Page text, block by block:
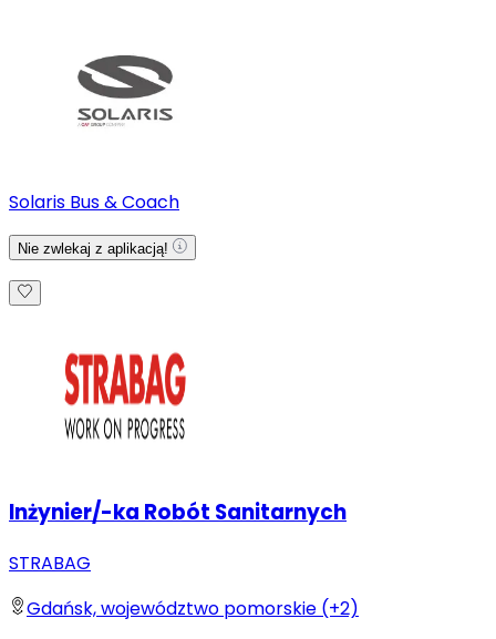
Solaris Bus & Coach
Nie zwlekaj z aplikacją!
Inżynier/-ka Robót Sanitarnych
STRABAG
Gdańsk, województwo pomorskie (+2)